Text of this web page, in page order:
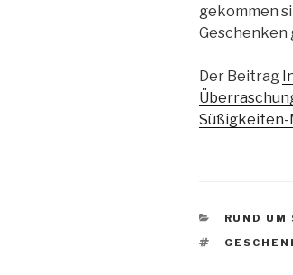
gekommen
Geschenken
Der Beitrag
RUND UM